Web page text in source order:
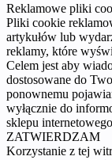
Reklamowe pliki
Pliki cookie
artykułów lub
reklamy, które
Celem jest aby
dostosowane do
ponownemu
wyłącznie do
sklepu
ZATWIERDZAM
Korzystanie z tej